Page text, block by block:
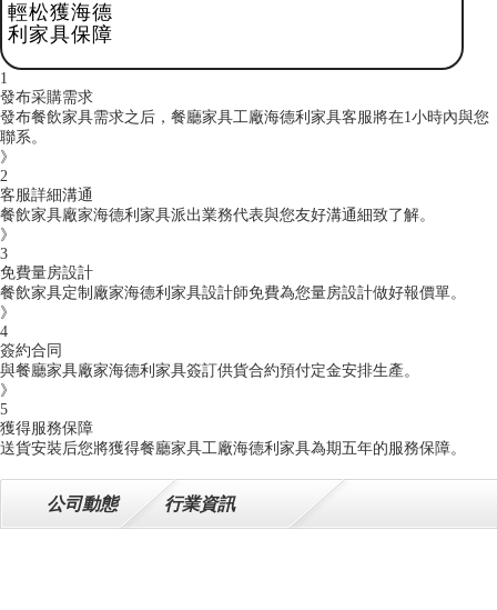
輕松獲海德
利家具保障
1
發布采購需求
發布餐飲家具需求之后，餐廳家具工廠海德利家具客服將在1小時內與您
聯系。
》
2
客服詳細溝通
餐飲家具廠家海德利家具派出業務代表與您友好溝通細致了解。
》
3
免費量房設計
餐飲家具定制廠家海德利家具設計師免費為您量房設計做好報價單。
》
4
簽約合同
與餐廳家具廠家海德利家具簽訂供貨合約預付定金安排生產。
》
5
獲得服務保障
送貨安裝后您將獲得餐廳家具工廠海德利家具為期五年的服務保障。
公司動態 行業資訊